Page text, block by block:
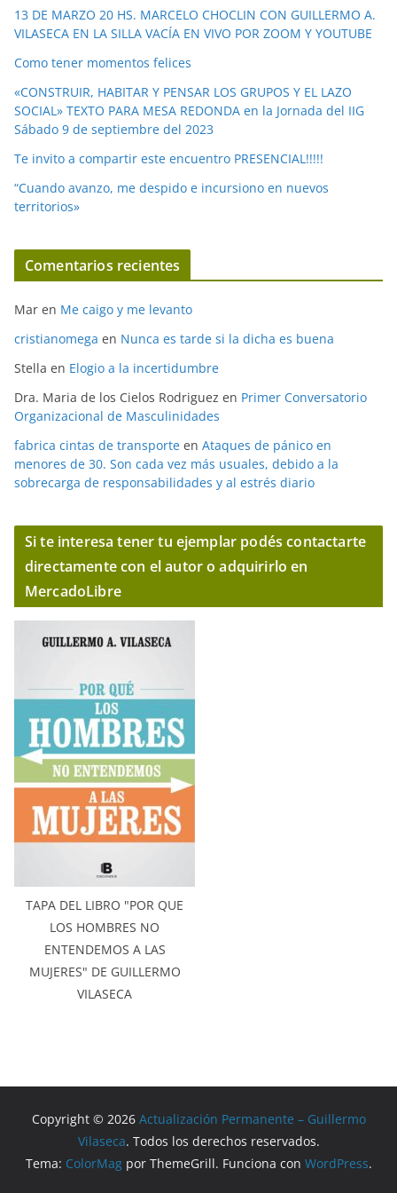
e
o
13 DE MARZO 20 HS. MARCELO CHOCLIN CON GUILLERMO A.
VILASECA EN LA SILLA VACÍA EN VIVO POR ZOOM Y YOUTUBE
Como tener momentos felices
«CONSTRUIR, HABITAR Y PENSAR LOS GRUPOS Y EL LAZO
SOCIAL» TEXTO PARA MESA REDONDA en la Jornada del IIG
Sábado 9 de septiembre del 2023
Te invito a compartir este encuentro PRESENCIAL!!!!!
“Cuando avanzo, me despido e incursiono en nuevos
territorios»
Comentarios recientes
Mar en Me caigo y me levanto
cristianomega en Nunca es tarde si la dicha es buena
Stella en Elogio a la incertidumbre
Dra. Maria de los Cielos Rodriguez en Primer Conversatorio
Organizacional de Masculinidades
fabrica cintas de transporte en Ataques de pánico en
menores de 30. Son cada vez más usuales, debido a la
sobrecarga de responsabilidades y al estrés diario
Si te interesa tener tu ejemplar podés contactarte
directamente con el autor o adquirirlo en
MercadoLibre
TAPA DEL LIBRO "POR QUE
LOS HOMBRES NO
ENTENDEMOS A LAS
MUJERES" DE GUILLERMO
VILASECA
Copyright © 2026 Actualización Permanente – Guillermo
Vilaseca. Todos los derechos reservados.
Tema: ColorMagpor ThemeGrill. Funciona con WordPress.